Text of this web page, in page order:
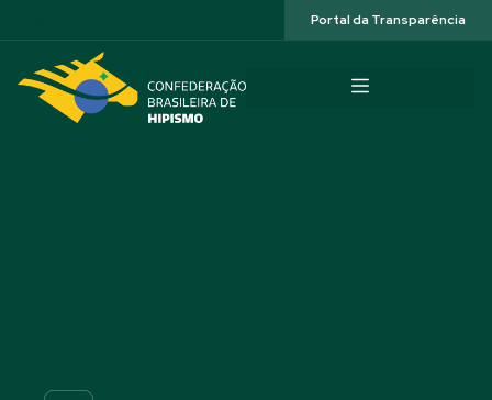
Portal da Transparência